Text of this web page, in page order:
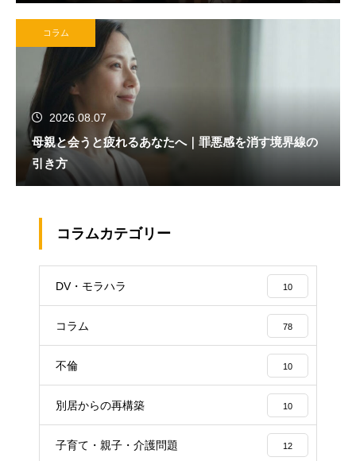
コラム
2026.08.07
母親と会うと疲れるあなたへ｜罪悪感を消す境界線の
引き方
コラムカテゴリー
DV・モラハラ 10
コラム 78
不倫 10
別居からの再構築 10
子育て・親子・介護問題 12